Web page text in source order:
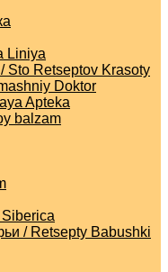
Liniya
Sto Retseptov Krasoty
Doktor
Apteka
balzam
/ Retsepty Babushki